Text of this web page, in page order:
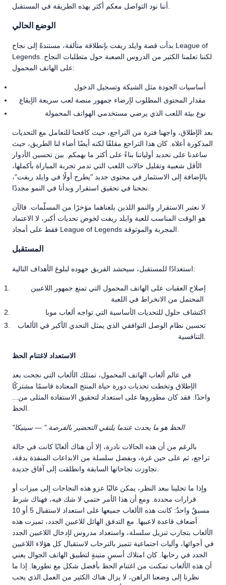
الوضع الحالي
بدأت قصة وايلد ريفت بإنطلاقة متألقة، مستندةً إلى نجاح League of
Legends. لكننا تعلمنا الكثير من الدروس الصعبة حول متطلبات النجاح
على الهاتف المحمول:
أساسيات الجودة مثل الشبكة وتسجيل الدخول
مقدار المحتوى المطلوب لإرضاء جمهور منصة لعب سريعة الإيقاع
نوع بيئة اللعب الذي يرضي مستخدمي الهواتف المحمولة
بعد الإطلاق، واجهنا فترة من التراجع، حيث كافحنا للتعامل مع التحديات
المذكورة أعلاه. كان هذا التراجع مقلقًا لكنه أيضًا أضاء لنا الطريق، حيث
ساعدنا على تحديد أولياتنا بناءً على أكثر ما يهمكم. بين تحسين الأدوار
الأقل شعبية وتقليل حالات اللعب التي تدمر تجربة المباراة بأكملها،
بالإضافة إلى الاستثمار في محتوى جديد "يطرح أولًا في وايلد ريفت"،
لا نعتبر الاستقرار والنمو اللذين بلغناهما مؤخرًا من المسلّمات. فالآن
هو الوقت المناسب للعبة وايلد ريفت لخوض تحديات أكبر، لا الاعتماد
المستقبل
استعدادًا للمستقبل، سيحشد الفريق جهوده لبلوغ الأهداف التالية:
إصلاح العقبات على الهاتف المحمول التي تمنع جمهور اللاعبين
اكتشاف حلول للتحديات الأساسية التي تواجه ألعاب موبا
تحسين نظام الوصل التوافقي الذي يمثل التحدي الأكبر في الألعاب
الاستعداد لاغتنام الحظ
في عالم ألعاب الهاتف المحمول، تمتلك الألعاب التي نجحت بعد
الإطلاق وتخطت تحديات دورة حياة المنتج المعتادة قاسمًا مشتركًا
واحدًا: فقد كان مطوروها على استعداد لتحقيق الاستفادة المثلى من...
"الحظ هو ما يحدث عندما يلتقي التحضير بالفرصة." — سينيكا
بالرغم من أن هذه الحالات نادرة، إلا أن هناك ألعابًا كانت في حالة
تراجع، ثم على حين غرة، وبفضل سلسلة من الابداعات المنفذة بدقة،
وإذا ما تحلينا ببعد النظر، يمكن غالبًا عزو هذه النجاحات إلى ميزات أو
قرارات محددة. ومع أن هذا الأمر حتمي لا شك فيه، فهناك شرط
مسبقٌ واحدٌ: كانت هذه الألعاب جميعها على استعداد لاستقبال 5 أو 10
أضعاف قاعدة لاعبيها. مع التدفق الهائل للاعبين الجدد، تميزت هذه
الألعاب بتجارب تنزيل سلسلة، واستعداد مدروس لإدخال اللاعبين الجدد
في أجوائها، وآليات اجتماعية تتميز بالترحاب لاستقبال كل هؤلاء اللاعبين
الجدد في رحابها. كان امتلاك أسسٍ متينةٍ لتطبيق الهاتف الجوال يعني
أن هذه الألعاب تمكنت من اغتنام الحظ بأفضل شكل مع تطورها. إذا ما
نظرنا إلى وضعنا الراهن، لا يزال هناك الكثير من العمل الذي يجب